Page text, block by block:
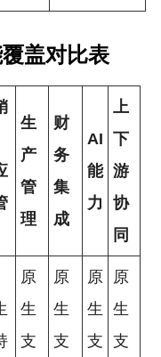
盖对比表
生
产
管
理
财
务
集
成
AI
能
力
上
下
游
协
同
原
生
支
原
生
支
原
生
支
原
生
支